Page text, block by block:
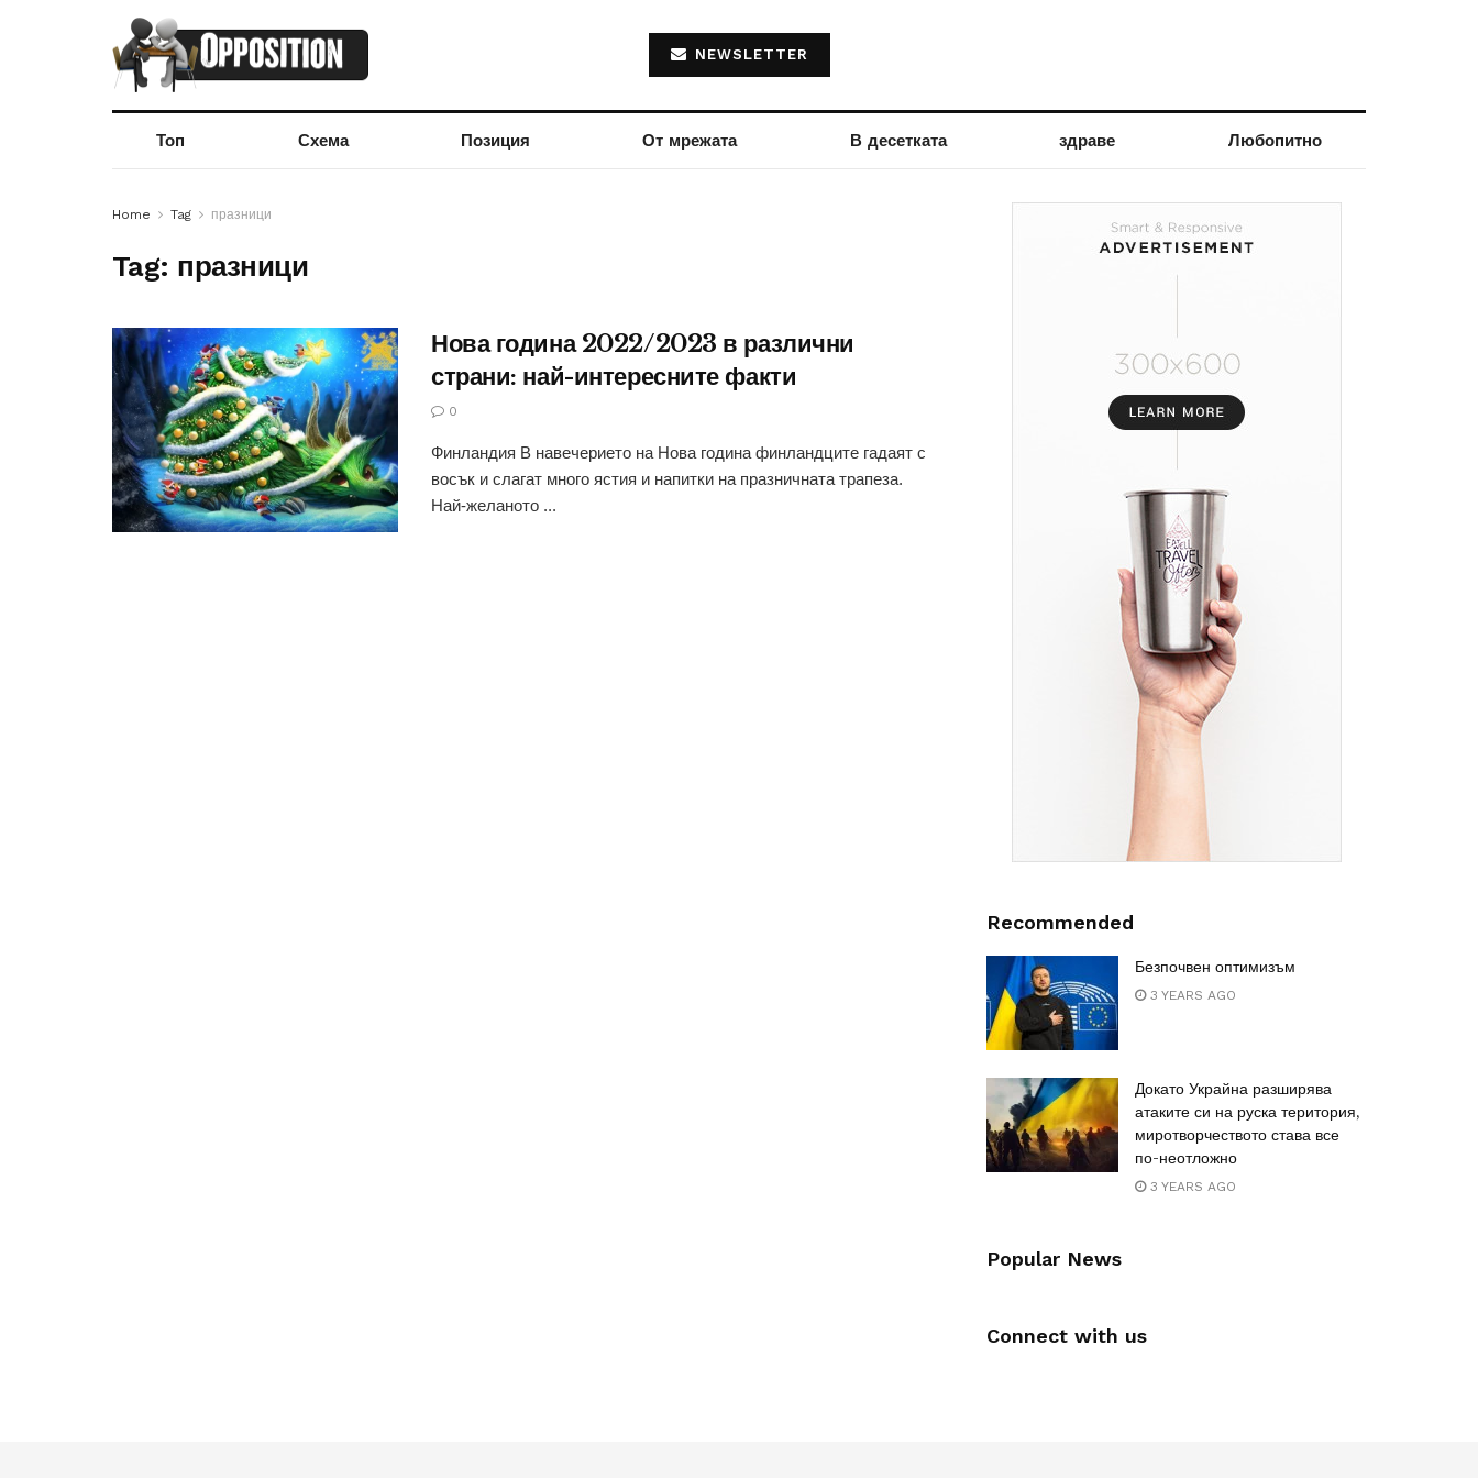
NEWSLETTER
Топ Схема Позиция От мрежата В десетката здраве Любопитно
Home Tag празници
Tag: празници
Нова година 2022/2023 в различни
страни: най-интересните факти
0
Финландия В навечерието на Нова година финландците гадаят с
восък и слагат много ястия и напитки на празничната трапеза.
Най-желаното ...
Recommended
Безпочвен оптимизъм
3 YEARS AGO
Докато Украйна разширява
атаките си на руска територия,
миротворчеството става все
по-неотложно
3 YEARS AGO
Popular News
Connect with us